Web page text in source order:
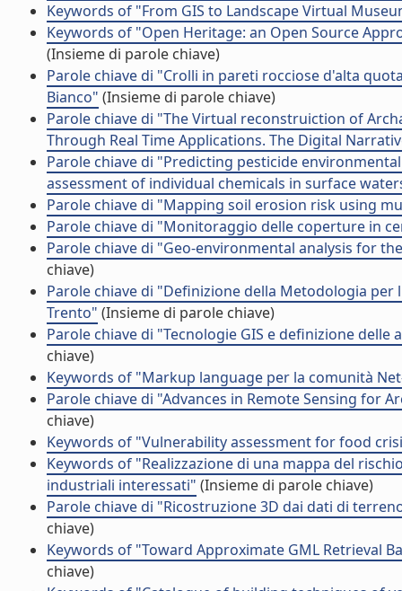
Keywords of "From GIS to Landscape Virtual
Keywords of "Open Heritage: an Open Source
(Insieme di parole chiave)
Parole chiave di "Crolli in pareti rocciose d'alta
Bianco" (Insieme di parole chiave)
Parole chiave di "The Virtual reconstruiction of
Through Real Time Applications. The Digital
Parole chiave di "Predicting pesticide
assessment of individual chemicals in surface
Parole chiave di "Mapping soil erosion risk using
Parole chiave di "Monitoraggio delle coperture in
Parole chiave di "Geo-environmental analysis for
chiave)
Parole chiave di "Definizione della Metodologia
Trento" (Insieme di parole chiave)
Parole chiave di "Tecnologie GIS e definizione
chiave)
Keywords of "Markup language per la comunità
Parole chiave di "Advances in Remote Sensing for
chiave)
Keywords of "Vulnerability assessment for food
Keywords of "Realizzazione di una mappa del
industriali interessati" (Insieme di parole chiave)
Parole chiave di "Ricostruzione 3D dai dati di
chiave)
Keywords of "Toward Approximate GML Retrieval
chiave)